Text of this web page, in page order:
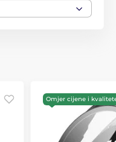
Omjer cijene i